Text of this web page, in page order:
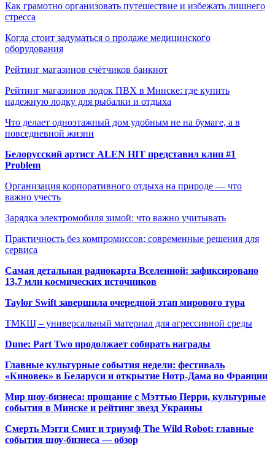
Как грамотно организовать путешествие и избежать лишнего
стресса
Когда стоит задуматься о продаже медицинского
оборудования
Рейтинг магазинов счётчиков банкнот
Рейтинг магазинов лодок ПВХ в Минске: где купить
надежную лодку для рыбалки и отдыха
Что делает одноэтажный дом удобным не на бумаге, а в
повседневной жизни
Белорусский артист ALEN HIT представил клип #1
Problem
Организация корпоративного отдыха на природе — что
важно учесть
Зарядка электромобиля зимой: что важно учитывать
Практичность без компромиссов: современные решения для
сервиса
Самая детальная радиокарта Вселенной: зафиксировано
13,7 млн космических источников
Taylor Swift завершила очередной этап мирового тура
ТМКЩ – универсальный материал для агрессивной среды
Dune: Part Two продолжает собирать награды
Главные культурные события недели: фестиваль
«Киновек» в Беларуси и открытие Нотр-Дама во Франции
Мир шоу-бизнеса: прощание с Мэттью Перри, культурные
события в Минске и рейтинг звезд Украины
Смерть Мэгги Смит и триумф The Wild Robot: главные
события шоу-бизнеса — обзор